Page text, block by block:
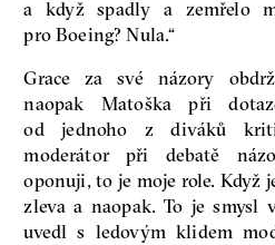
a když spadly a zemřelo
pro Boeing? Nula.“
Grace za své názory
naopak Matoška při
od jednoho z diváků
moderátor při debatě
oponuji, to je moje role. Když
zleva a naopak. To je smysl
uvedl s ledovým klidem